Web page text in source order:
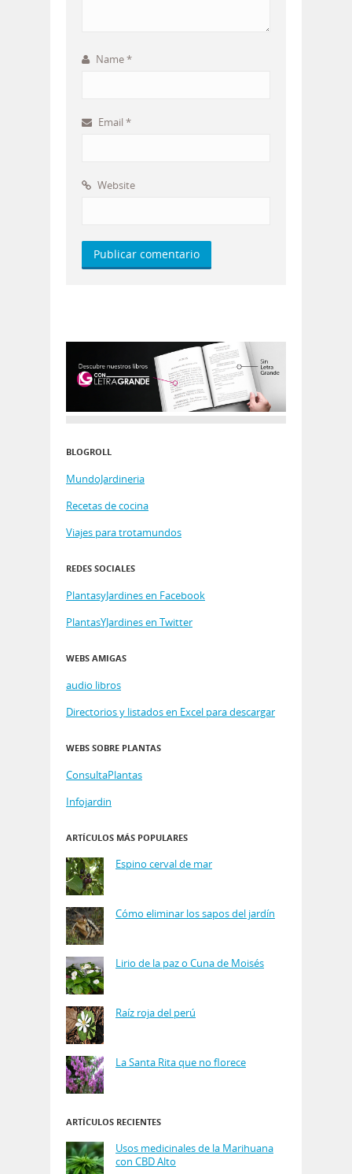
Name*
Email *
Website
BLOGROLL
MundoJardineria
Recetas de cocina
Viajes para trotamundos
REDES SOCIALES
PlantasyJardines en Facebook
PlantasYJardines en Twitter
WEBS AMIGAS
audio libros
Directorios y listados en Excel para descargar
WEBS SOBRE PLANTAS
ConsultaPlantas
Infojardin
ARTÍCULOS MÁS POPULARES
Espino cerval de mar
Cómo eliminar los sapos del jardín
Lirio de la paz o Cuna de Moisés
Raíz roja del perú
La Santa Rita que no florece
ARTÍCULOS RECIENTES
Usos medicinales de la Marihuana
con CBD Alto